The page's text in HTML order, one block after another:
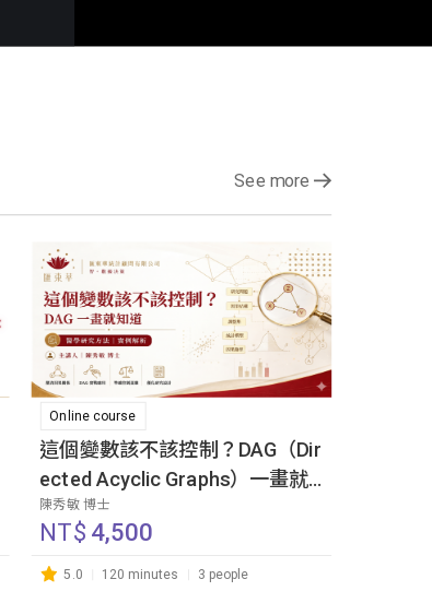
See more
Online course
這個變數該不該控制？DAG（Dir
ected Acyclic Graphs）一畫就
知道
陳秀敏 博士
NT$ 4,500
5.0 120 minutes 3 people